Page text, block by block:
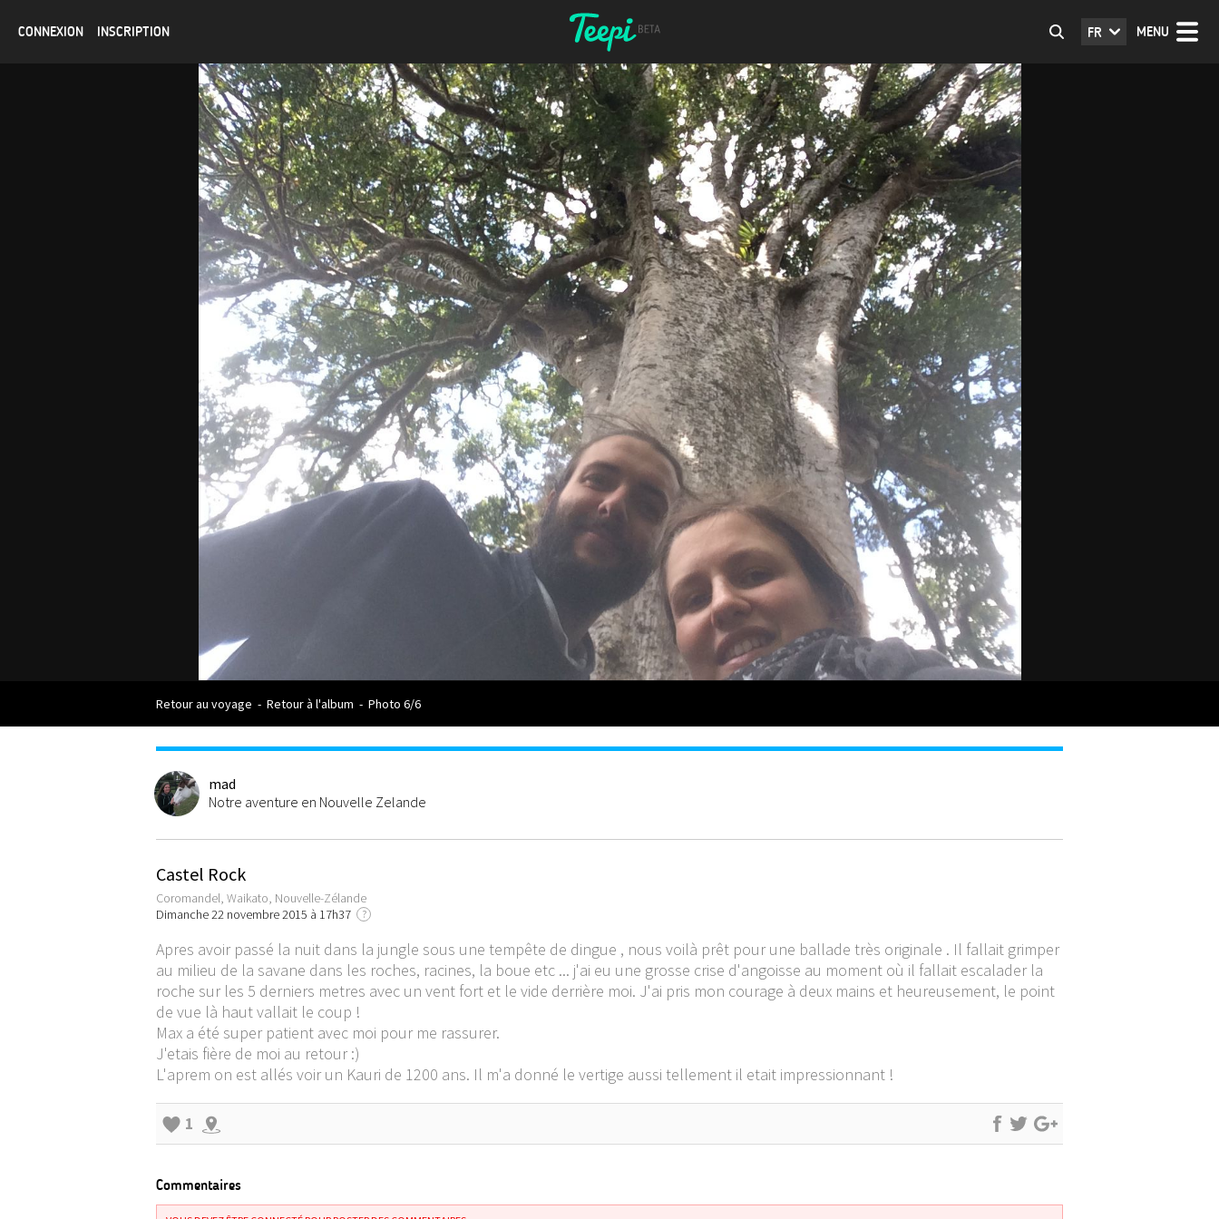
CONNEXION INSCRIPTION MENU
FR
Retour au voyage - Retour à l'album - Photo 6/6
mad
Notre aventure en Nouvelle Zelande
Castel Rock
Coromandel, Waikato, Nouvelle-Zélande
Dimanche 22 novembre 2015 à 17h37
?
Apres avoir passé la nuit dans la jungle sous une tempête de dingue , nous voilà prêt pour une ballade très originale . Il fallait grimper
au milieu de la savane dans les roches, racines, la boue etc ... j'ai eu une grosse crise d'angoisse au moment où il fallait escalader la
roche sur les 5 derniers metres avec un vent fort et le vide derrière moi. J'ai pris mon courage à deux mains et heureusement, le point
de vue là haut vallait le coup !
Max a été super patient avec moi pour me rassurer.
J'etais fière de moi au retour :)
L'aprem on est allés voir un Kauri de 1200 ans. Il m'a donné le vertige aussi tellement il etait impressionnant !
1
Commentaires